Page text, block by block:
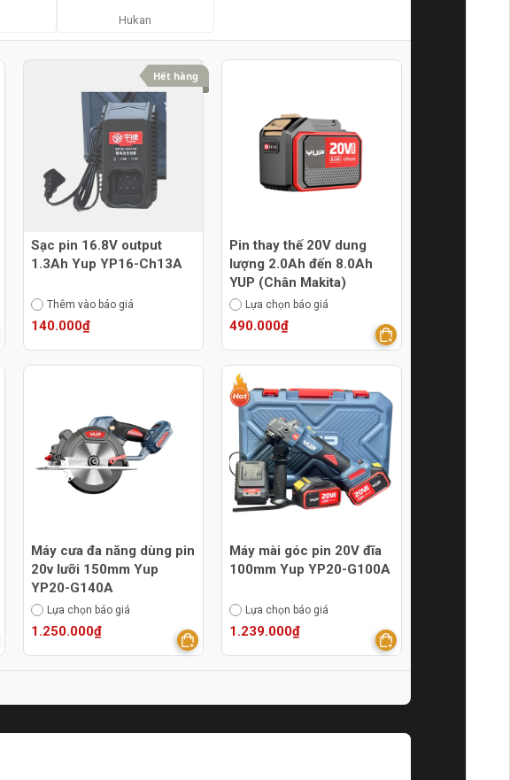
Hukan
Hết hàng
Sạc pin 16.8V output
1.3Ah Yup YP16-Ch13A
Thêm vào báo giá
140.000₫
Pin thay thế 20V dung
lượng 2.0Ah đến 8.0Ah
YUP (Chân Makita)
Lựa chọn báo giá
490.000₫
Máy cưa đa năng dùng pin
20v lưỡi 150mm Yup
YP20-G140A
Lựa chọn báo giá
1.250.000₫
Máy mài góc pin 20V đĩa
100mm Yup YP20-G100A
Lựa chọn báo giá
1.239.000₫